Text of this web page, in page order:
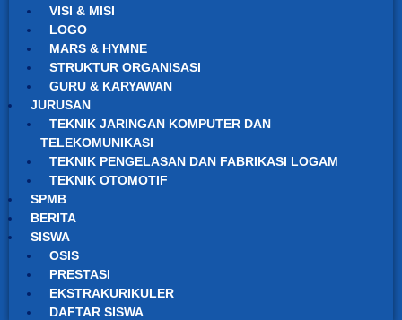
VISI & MISI
LOGO
MARS & HYMNE
STRUKTUR ORGANISASI
GURU & KARYAWAN
JURUSAN
TEKNIK JARINGAN KOMPUTER DAN
TELEKOMUNIKASI
TEKNIK PENGELASAN DAN FABRIKASI LOGAM
TEKNIK OTOMOTIF
SPMB
BERITA
SISWA
OSIS
PRESTASI
EKSTRAKURIKULER
DAFTAR SISWA